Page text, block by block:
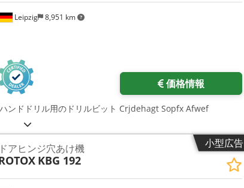
Leipzig 8,951 km
価格情報
ンドドリル用のドリルビット Crjdehagt Sopfx Afwef
小型広告
ドアヒンジ穴あけ機
KBG 192